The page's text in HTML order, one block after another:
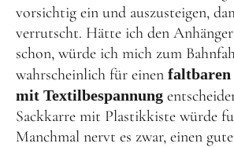
vorsichtig ein und auszusteigen,
verrutscht. Hätte ich den
schon, würde ich mich zum
wahrscheinlich für einen faltbaren
mit Textilbespannung
Sackkarre mit Plastikkiste würde
Manchmal nervt es zwar, einen